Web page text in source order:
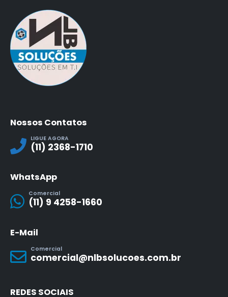
Nossos Contatos
LIGUE AGORA
(11) 2368-1710
WhatsApp
Comercial
(11) 9 4258-1660
E-Mail
Comercial
comercial@nlbsolucoes.com.br
REDES SOCIAIS